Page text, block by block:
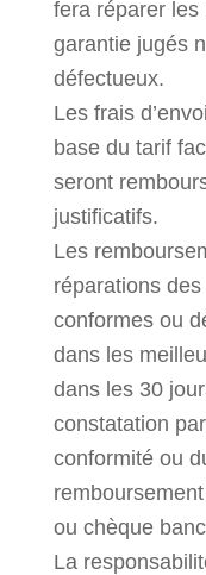
fera réparer les
garantie jugés
défectueux.
Les frais
base du tarif
seront
justificatifs.
Les
réparations
conformes ou
dans les
dans les 30
constatation
conformité ou
ou chèque
La